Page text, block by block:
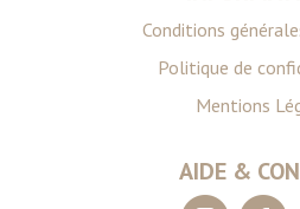
Conditions
Politique de
Mentions
AIDE &